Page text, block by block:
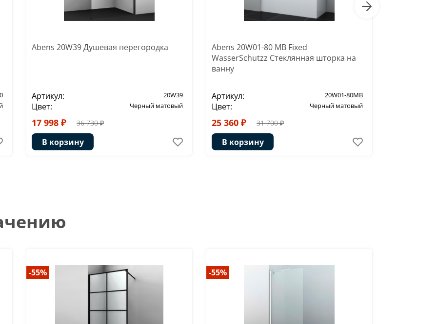
Abens 20W39 Душевая перегородка
Артикул: 20W39
Цвет: Черный матовый
17 998 ₽ 36 730 ₽
В корзину
Abens 20W01-80 MB Fixed
WasserSchutzz Стеклянная шторка на
ванну
Артикул: 20W01-80MB
Цвет: Черный матовый
25 360 ₽ 31 700 ₽
В корзину
-55% -55%